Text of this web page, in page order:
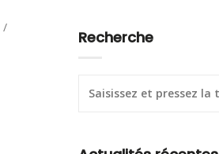
/
Recherche